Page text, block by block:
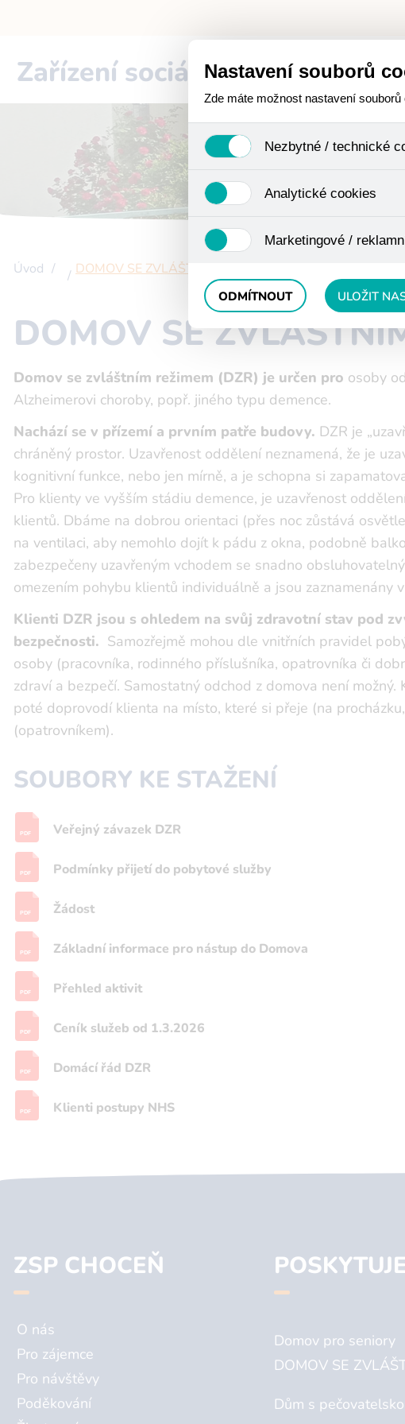
Zařízení sociální péčeChoceň
Úvod DOMOV SE ZVLÁŠTNÍM REŽIMEM
DOMOV SE
Domov se zvláštním režimem (DZR) je určen pro osoby
Alzheimerovi choroby, popř. jiného typu demence.
Nachází se v přízemí a prvním patře budovy. DZR je
chráněný prostor. Uzavřenost oddělení neznamená, že je
kognitivní funkce, nebo jen mírně, a je schopna si
Pro klienty ve vyšším stádiu demence, je uzavřenost
klientů. Dbáme na dobrou orientaci (přes noc zůstává
na ventilaci, aby nemohlo dojít k pádu z okna, podobně
zabezpečeny uzavřeným vchodem se snadno
omezením pohybu klientů individuálně a jsou zaznamenány
Klienti DZR jsou s ohledem na svůj zdravotní stav pod
bezpečnosti. Samozřejmě mohou dle vnitřních pravidel
osoby (pracovníka, rodinného příslušníka, opatrovníka či
zdraví a bezpečí. Samostatný odchod z domova není
poté doprovodí klienta na místo, které si přeje (na
(opatrovníkem).
SOUBORY KE STAŽENÍ
PDF Veřejný závazek DZR
PDF Podmínky přijetí do pobytové služby
PDF Žádost
PDF Základní informace pro nástup do Domova
PDF Přehled aktivit
PDF Ceník služeb od 1.3.2026
PDF Domácí řád DZR
PDF Klienti postupy NHS
ZSP CHOCEŇ
O nás
Pro zájemce
Pro návštěvy
Poděkování
Domov pro seniory
DOMOV SE
Dům s
Nastavení souborů
Zde máte možnost nastavení
Nezbytné / technické
funkcí. Používají se mimo jiné k
Analytické cookies
anonymizaci se již nejedná o
Marketingové /
ODMÍTNOUT ULOŽIT